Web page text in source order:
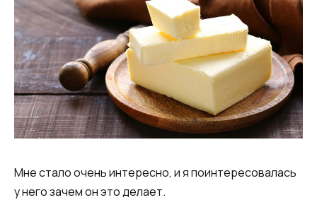
Мне стало очень интересно, и я поинтересовалась
у него зачем он это делает.